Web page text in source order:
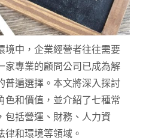
境中，企業經營者往往需要
家專業的顧問公司已成為解
普遍選擇。本文將深入探討
色和價值，並介紹了七種常
包括營運、財務、人力資
律和環境等領域。